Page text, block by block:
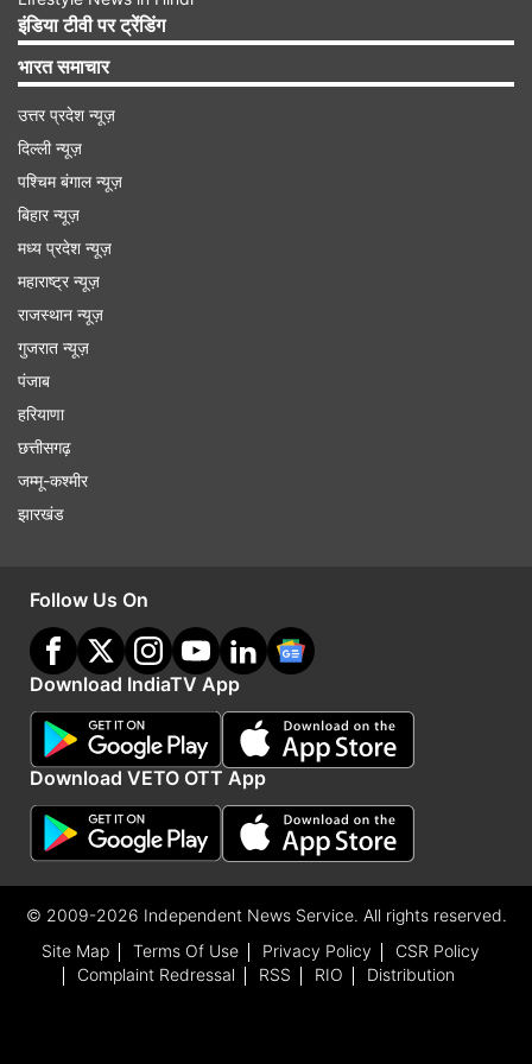
कोविड-19 के दौरान हिट हुआ था ये ऐप
माइक्रोसॉफ्ट का ऑफिस सॉफ्टवेयर कार्यालयों में होने वाले
रोजमर्रा के कामकाज का ब्योरा दर्ज करने में व्यापक तौर पर
इस्तेमाल होता रहा है। इस बीच, माइक्रोसॉफ्ट का वीडियो
ऑनलाइन पढ़ाई और बैठकों के लिए टीम्स ऐप का खूब
इस्तेमाल हुआ।
Advertisement
इंडिया टीवी पर ट्रेंडिंग
भारत समाचार
उत्तर प्रदेश न्यूज़
दिल्ली न्यूज़
पश्चिम बंगाल न्यूज़
बिहार न्यूज़
मध्य प्रदेश न्यूज़
महाराष्ट्र न्यूज़
राजस्थान न्यूज़
गुजरात न्यूज़
पंजाब
हरियाणा
छत्तीसगढ़
जम्मू-कश्मीर
झारखंड
Follow Us On
Download IndiaTV App
Download VETO OTT App
© 2009-2026 Independent News Service. All rights reserved.
Site Map
Terms Of Use Privacy Policy
CSR Policy
Complaint Redressal
RSS RIO Distribution